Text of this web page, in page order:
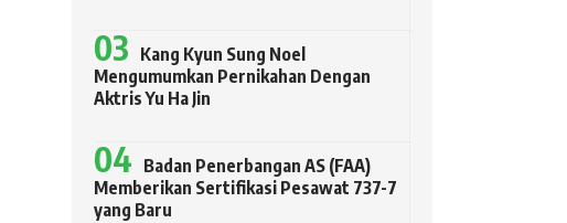
Kang Kyun Sung Noel
Mengumumkan Pernikahan Dengan
Aktris Yu Ha Jin
Badan Penerbangan AS (FAA)
Memberikan Sertifikasi Pesawat 737-7
yang Baru